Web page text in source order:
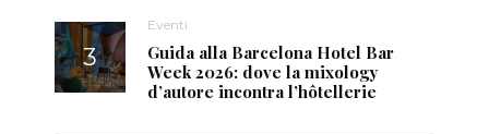
Eventi
Guida alla Barcelona Hotel Bar
Week 2026: dove la mixology
d’autore incontra l’hôtellerie